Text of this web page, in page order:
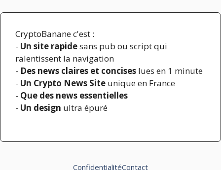
CryptoBanane c'est :
- Un site rapidesans pub ou script qui
ralentissent la navigation
- Des news claires et concises lues en 1 minute
- Un Crypto News Site unique en France
- Que des news essentielles
- Un design ultra épuré
ConfidentialitéContact